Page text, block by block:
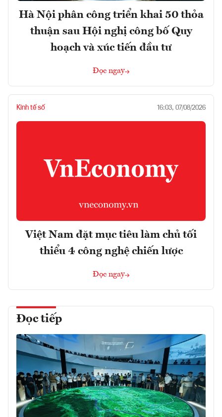
Hà Nội phân công triển khai 50 thỏa
thuận sau Hội nghị công bố Quy
hoạch và xúc tiến đầu tư
Đọc ngay
Kinh tế số 16:03, 07/08/2026
Việt Nam đặt mục tiêu làm chủ tối
thiểu 4 công nghệ chiến lược
Đọc ngay
Đọc tiếp